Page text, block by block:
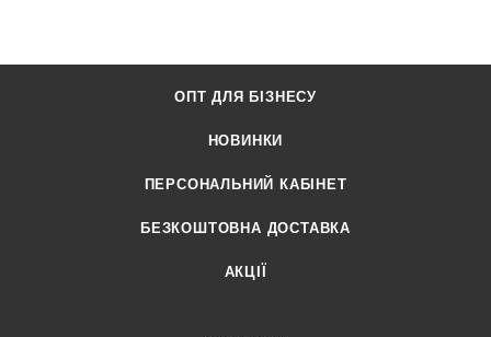
ОПТ ДЛЯ БІЗНЕСУ
НОВИНКИ
ПЕРСОНАЛЬНИЙ КАБІНЕТ
БЕЗКОШТОВНА ДОСТАВКА
АКЦІЇ